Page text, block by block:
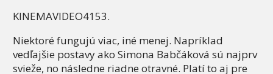
KINEMAVIDEO4153.
Niektoré fungujú viac, iné menej. Napríklad
vedľajšie postavy ako Simona Babčáková sú najprv
svieže, no následne riadne otravné. Platí to aj pre